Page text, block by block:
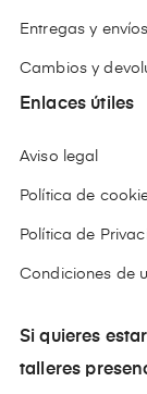
Entregas y envíos
Cambios y
Enlaces útiles
Aviso legal
Política de
Política de
Condiciones de
Si quieres
talleres